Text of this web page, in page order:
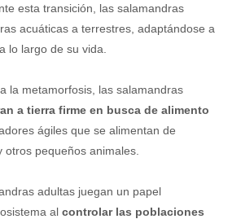
esta transición, las salamandras
acuáticas a terrestres, adaptándose a
lo largo de su vida.
la metamorfosis, las salamandras
a tierra firme en busca de alimento
ágiles que se alimentan de
otros pequeños animales.
adultas juegan un papel
al controlar las poblaciones